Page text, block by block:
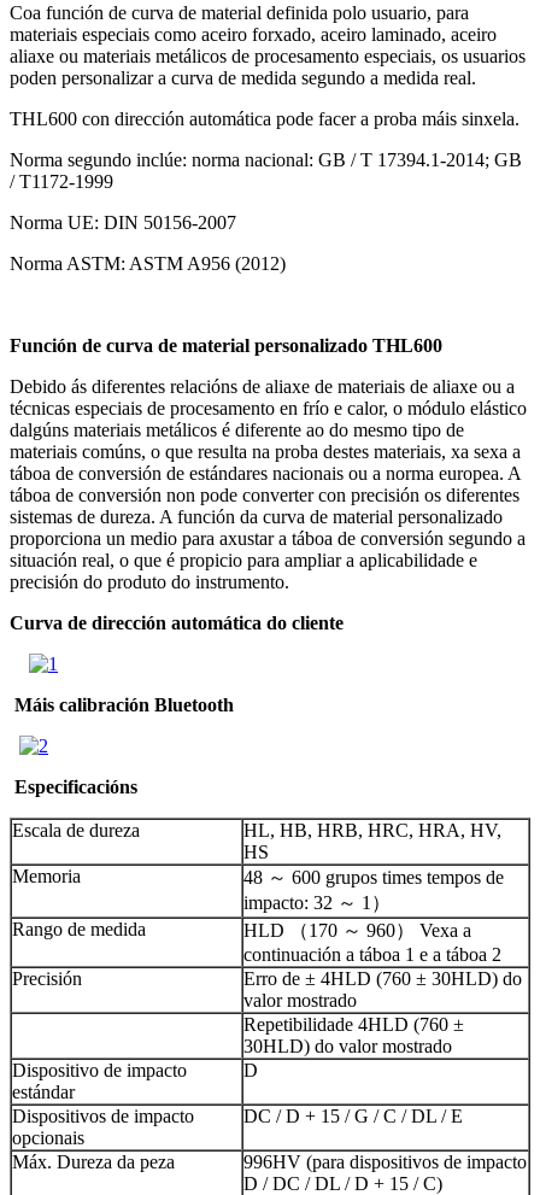
Coa función de curva de material definida polo usuario, para
materiais especiais como aceiro forxado, aceiro laminado, aceiro
aliaxe ou materiais metálicos de procesamento especiais, os usuarios
poden personalizar a curva de medida segundo a medida real.
THL600 con dirección automática pode facer a proba máis sinxela.
Norma segundo inclúe: norma nacional: GB / T 17394.1-2014; GB
/ T1172-1999
Norma UE: DIN 50156-2007
Norma ASTM: ASTM A956 (2012)
Función de curva de material personalizado THL600
Debido ás diferentes relacións de aliaxe de materiais de aliaxe ou a
técnicas especiais de procesamento en frío e calor, o módulo elástico
dalgúns materiais metálicos é diferente ao do mesmo tipo de
materiais comúns, o que resulta na proba destes materiais, xa sexa a
táboa de conversión de estándares nacionais ou a norma europea. A
táboa de conversión non pode converter con precisión os diferentes
sistemas de dureza. A función da curva de material personalizado
proporciona un medio para axustar a táboa de conversión segundo a
situación real, o que é propicio para ampliar a aplicabilidade e
precisión do produto do instrumento.
Curva de dirección automática do cliente
Máis calibración Bluetooth
Especificacións
Escala de dureza
HL, HB, HRB, HRC, HRA, HV,
HS
Memoria
48 ～ 600 grupos times tempos de
impacto: 32 ～ 1）
Rango de medida
HLD （170 ～ 960） Vexa a
continuación a táboa 1 e a táboa 2
Precisión
Erro de ± 4HLD (760 ± 30HLD) do
valor mostrado
Repetibilidade 4HLD (760 ±
30HLD) do valor mostrado
Dispositivo de impacto
estándar
D
Dispositivos de impacto
opcionais
DC / D + 15 / G / C / DL / E
Máx. Dureza da peza
996HV (para dispositivos de impacto
D / DC / DL / D + 15 / C)